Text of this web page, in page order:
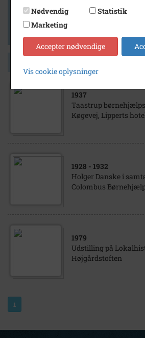
Vis kun med kilder
1937
Taastrup
Køgevej, Lipperts
1928 - 1932
Holger Danske i
Colombus
1979
Udstilling på
Højgårdstoften
1
Nødvendig
Statistik
Marketing
Accepter nødvendige
Vis cookie oplysninger